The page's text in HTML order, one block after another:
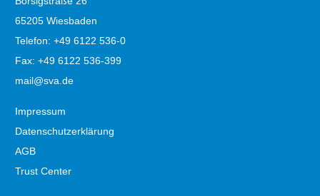
65205 Wiesbaden
Telefon: +49 6122 536-0
Fax: +49 6122 536-399
mail@sva.de
Impressum
Datenschutzerklärung
AGB
Trust Center